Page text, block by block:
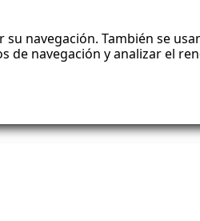
navegación. También se
navegación y analizar el